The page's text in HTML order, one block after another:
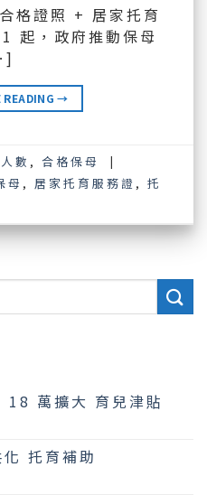
格證照 + 居家托育
起，政府推動保母
READING→
數 ,合格保母
|
母 , 居家托育服務證 ,托
18 萬擴大 育兒津貼
化 托育補助